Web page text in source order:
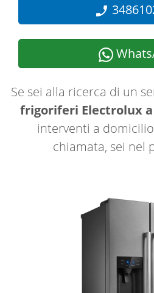
Se sei alla ricerca di un
frigoriferi Electrolux
interventi a
chiamata, sei nel